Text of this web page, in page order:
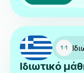
Ιδιωτικό